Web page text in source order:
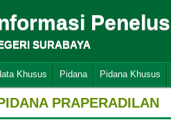
SURABAYA
Khusus Pidana Pidana Khusus
PRAPERADILAN